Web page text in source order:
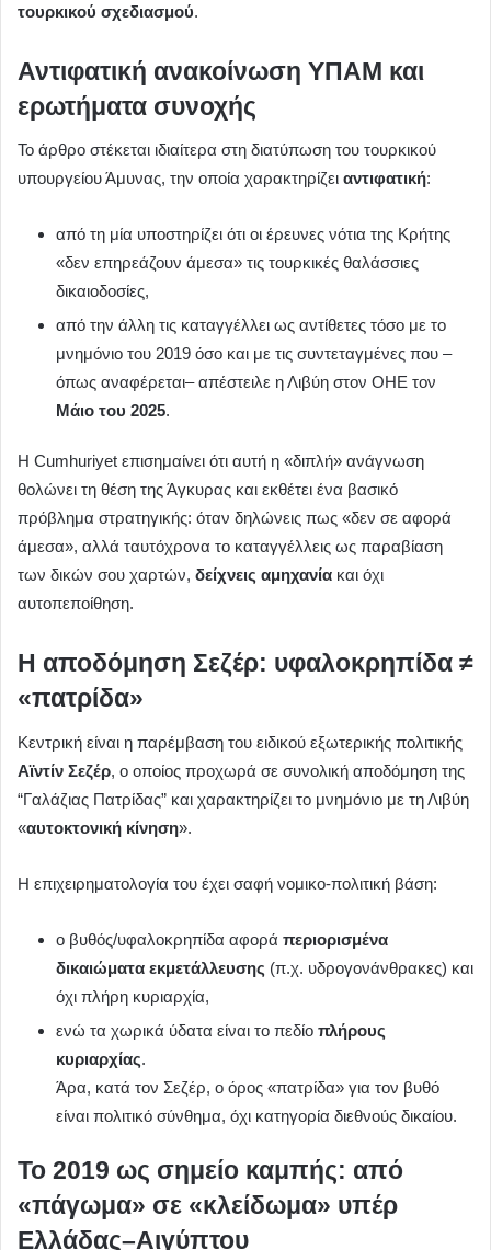
τουρκικού σχεδιασμού.
Αντιφατική ανακοίνωση ΥΠΑΜ και
ερωτήματα συνοχής
Το άρθρο στέκεται ιδιαίτερα στη διατύπωση του τουρκικού
υπουργείου Άμυνας, την οποία χαρακτηρίζει αντιφατική:
από τη μία υποστηρίζει ότι οι έρευνες νότια της Κρήτης
«δεν επηρεάζουν άμεσα» τις τουρκικές θαλάσσιες
δικαιοδοσίες,
από την άλλη τις καταγγέλλει ως αντίθετες τόσο με το
μνημόνιο του 2019 όσο και με τις συντεταγμένες που –
όπως αναφέρεται– απέστειλε η Λιβύη στον ΟΗΕ τον
Μάιο του 2025.
Η Cumhuriyet επισημαίνει ότι αυτή η «διπλή» ανάγνωση
θολώνει τη θέση της Άγκυρας και εκθέτει ένα βασικό
πρόβλημα στρατηγικής: όταν δηλώνεις πως «δεν σε αφορά
άμεσα», αλλά ταυτόχρονα το καταγγέλλεις ως παραβίαση
των δικών σου χαρτών, δείχνεις αμηχανία και όχι
αυτοπεποίθηση.
Η αποδόμηση Σεζέρ: υφαλοκρηπίδα ≠
«πατρίδα»
Κεντρική είναι η παρέμβαση του ειδικού εξωτερικής πολιτικής
Αϊντίν Σεζέρ, ο οποίος προχωρά σε συνολική αποδόμηση της
“Γαλάζιας Πατρίδας” και χαρακτηρίζει το μνημόνιο με τη Λιβύη
«αυτοκτονική κίνηση».
Η επιχειρηματολογία του έχει σαφή νομικο-πολιτική βάση:
ο βυθός/υφαλοκρηπίδα αφορά περιορισμένα
δικαιώματα εκμετάλλευσης (π.χ. υδρογονάνθρακες) και
όχι πλήρη κυριαρχία,
ενώ τα χωρικά ύδατα είναι το πεδίο πλήρους
κυριαρχίας.
Άρα, κατά τον Σεζέρ, ο όρος «πατρίδα» για τον βυθό
είναι πολιτικό σύνθημα, όχι κατηγορία διεθνούς δικαίου.
Το 2019 ως σημείο καμπής: από
«πάγωμα» σε «κλείδωμα» υπέρ
Ελλάδας–Αιγύπτου